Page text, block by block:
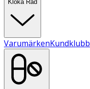
Kloka Råd
VarumärkenKundklubb